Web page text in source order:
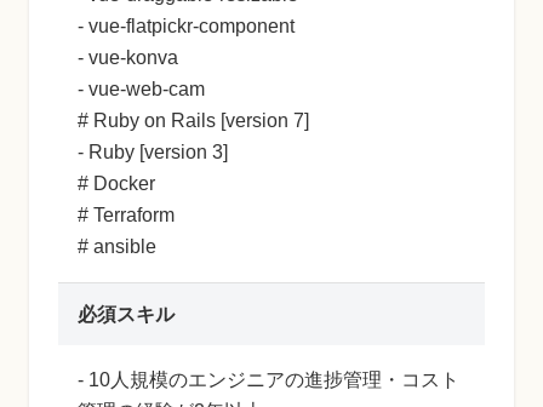
- vue-flatpickr-component
- vue-konva
- vue-web-cam
# Ruby on Rails [version 7]
- Ruby [version 3]
# Docker
# Terraform
# ansible
必須スキル
- 10人規模のエンジニアの進捗管理・コスト